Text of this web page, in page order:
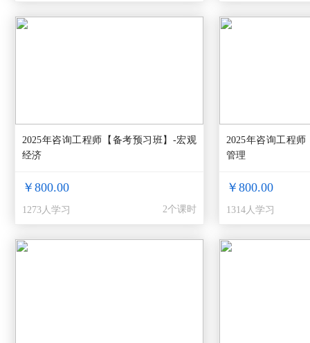
2025年咨询工程师【备考预习班】-宏观
经济
￥800.00
1273人学习 2个课时
2025年咨询工程
管理
￥800.00
1314人学习